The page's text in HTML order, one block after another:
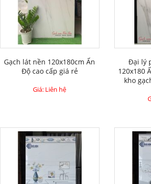
Gạch lát nền 120x180cm Ấn
Độ cao cấp giá rẻ
Giá: Liên hệ
Đại lý
120x180
kho